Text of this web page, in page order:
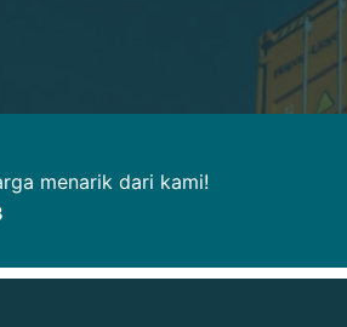
menarik dari kami!